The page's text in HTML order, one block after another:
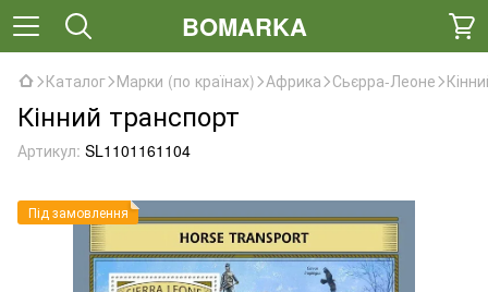
BOMARKA
Каталог Марки (по країнах) Африка Сьєрра-Леоне
Кінний транспорт
Артикул: SL1101161104
Під замовлення